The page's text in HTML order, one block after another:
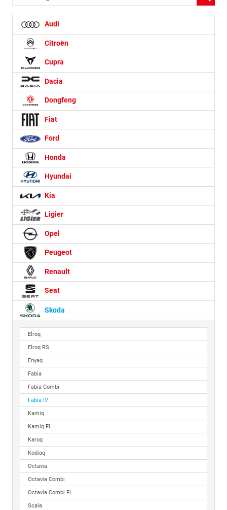
Audi
Citroën
Cupra
Dacia
Dongfeng
Fiat
Ford
Honda
Hyundai
Kia
Ligier
Opel
Peugeot
Renault
Seat
Skoda
Elroq
Elroq RS
Enyaq
Fabia
Fabia Combi
Fabia IV
Kamiq
Kamiq FL
Karoq
Kodiaq
Octavia
Octavia Combi
Octavia Combi FL
Scala